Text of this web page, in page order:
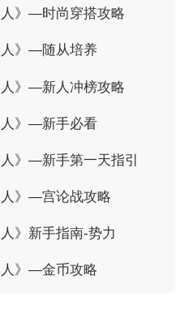
人》—时尚穿搭攻略
人》—随从培养
人》—新人冲榜攻略
人》—新手必看
人》—新手第一天指引
人》—宫论战攻略
》新手指南-势力
人》—金币攻略